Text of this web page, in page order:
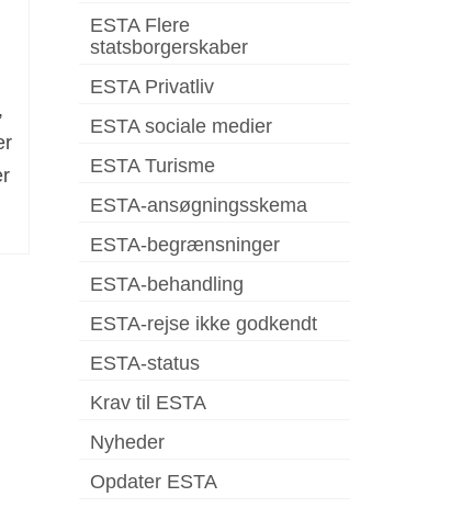
ESTA Flere
statsborgerskaber
ESTA Privatliv
ESTA sociale medier
ESTA Turisme
ESTA-ansøgningsskema
ESTA-begrænsninger
ESTA-behandling
ESTA-rejse ikke godkendt
ESTA-status
Krav til ESTA
Nyheder
Opdater ESTA